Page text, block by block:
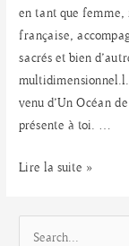
en tant que femme,
française,
sacrés et bien
venu d’Un Océan
présente à toi. …
Derrière
Lire la suite »